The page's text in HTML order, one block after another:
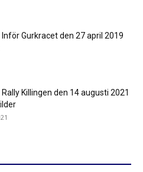
Inför Gurkracet den 27 april 2019
Killingen den 14 augusti 2021